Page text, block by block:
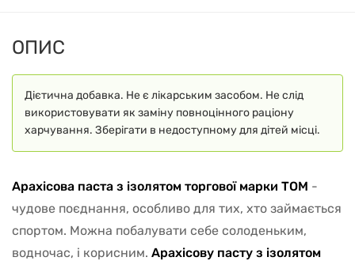
ОПИС
Дієтична добавка. Не є лікарським засобом. Не слід
використовувати як заміну повноцінного раціону
харчування. Зберігати в недоступному для дітей місці.
Арахісова паста з ізолятом торгової марки TOM -
чудове поєднання, особливо для тих, хто займається
спортом. Можна побалувати себе солоденьким,
водночас, і корисним. Арахісову пасту з ізолятом